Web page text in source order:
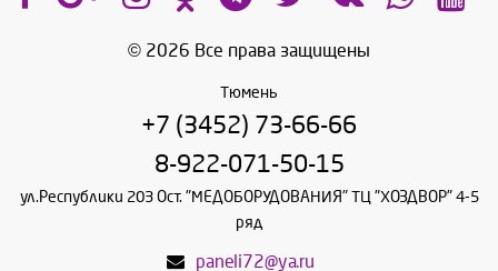
© 2026 Все права защищены
Тюмень
+7 (3452) 73-66-66
8-922-071-50-15
ул.Республики 203 Ост. "МЕДОБОРУДОВАНИЯ" ТЦ "ХОЗДВОР" 4-5
ряд
paneli72@ya.ru